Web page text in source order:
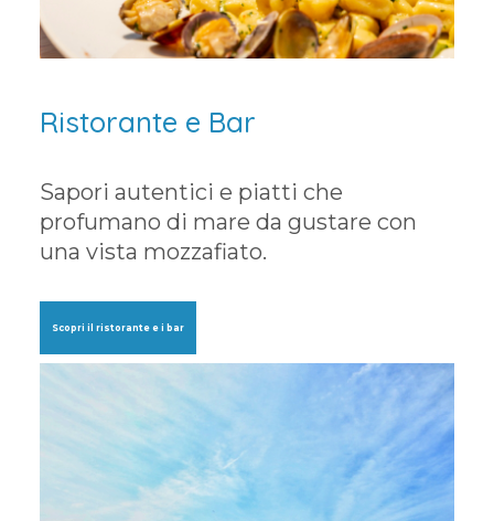
Ristorante e Bar
Sapori autentici e piatti che
profumano di mare da gustare con
una vista mozzafiato.
Scopri il ristorante e i bar